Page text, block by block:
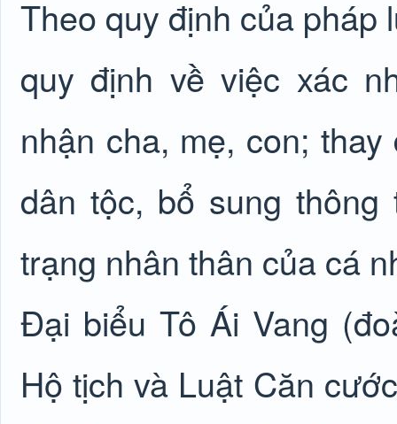
Theo quy định của pháp
quy định về việc xác
nhận cha, mẹ, con;
dân tộc, bổ sung
trạng nhân thân của cá
Đại biểu Tô Ái Vang
Hộ tịch và Luật Căn